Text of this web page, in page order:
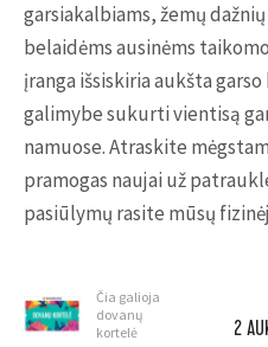
garsiakalbiams, žemų
belaidėms ausinėms
įranga išsiskiria aukšta
galimybe sukurti vientisą
namuose. Atraskite
pramogas naujai už
pasiūlymų rasite mūsų
Čia galioja
dovanų
kortelė
2